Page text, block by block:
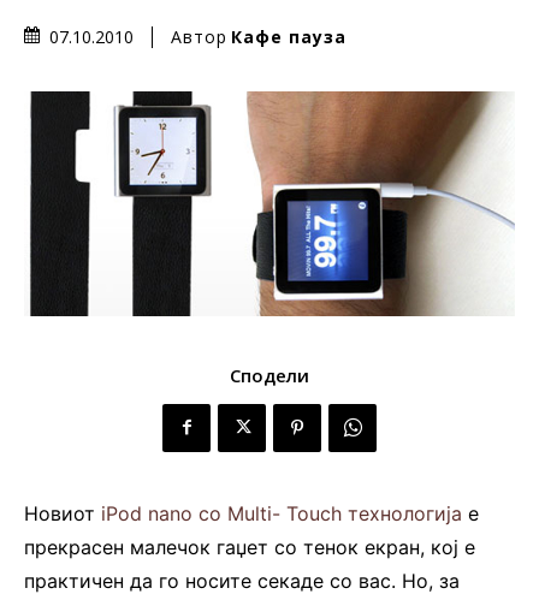
07.10.2010 Автор Кафе пауза
Сподели
Новиот iPod nano со Multi- Touch технологија е
прекрасен малечок гаџет со тенок екран, кој е
практичен да го носите секаде со вас. Но, за